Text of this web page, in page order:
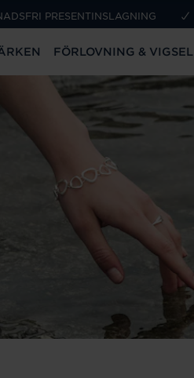
PRESENTINSLAGNING
FÖRLOVNING & VIGSEL